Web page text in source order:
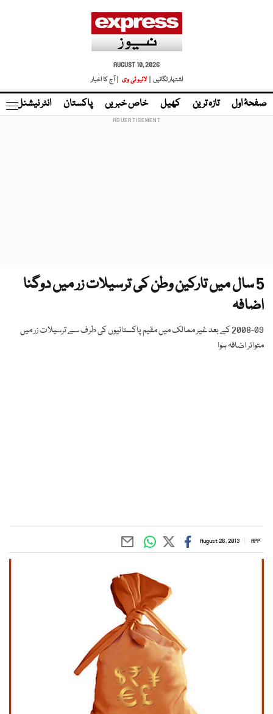
AUGUST 10, 2026
اشتہار لگائیں |
لائیو ٹی وی | آج کا اخبار
صفحۂ اول تازہ ترین کھیل خاص خبریں پاکستان انٹر نیشنل
5 سال میں تارکین وطن کی ترسیلات زر میں دوگنا
اضافہ
2008-09 کے بعد غیر ممالک میں مقیم پاکستانیوں کی طرف سے ترسیلات زر میں
متواتر اضافہ ہوا
APP
August 26, 2013